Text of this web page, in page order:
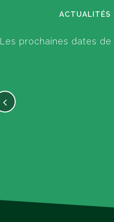
ACTUALITÉS
Les prochaines dates